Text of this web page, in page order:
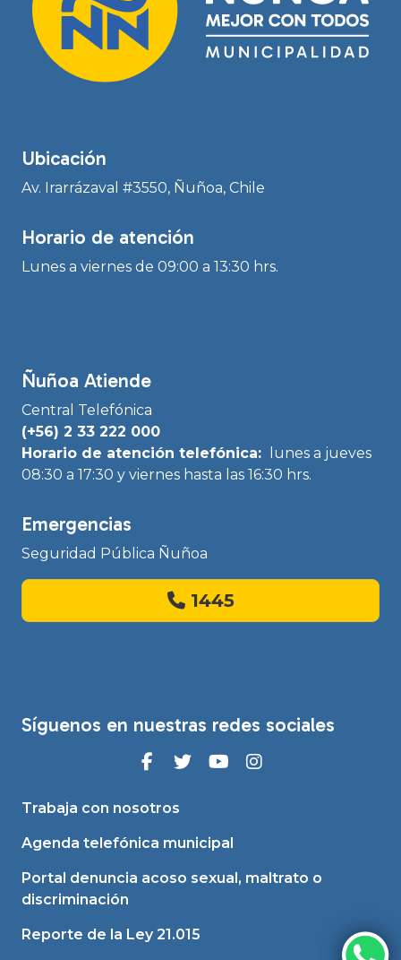
Ubicación
Av. Irarrázaval #3550, Ñuñoa, Chile
Horario de atención
Lunes a viernes de 09:00 a 13:30 hrs.
Ñuñoa Atiende
Central Telefónica
(+56) 2 33 222 000
Horario de atención telefónica:
lunes a jueves
08:30 a 17:30 y viernes hasta las 16:30 hrs.
Emergencias
Seguridad Pública Ñuñoa
1445
Síguenos en nuestras redes sociales
Trabaja con nosotros
Agenda telefónica municipal
Portal denuncia acoso sexual, maltrato o
discriminación
Reporte de la Ley 21.015